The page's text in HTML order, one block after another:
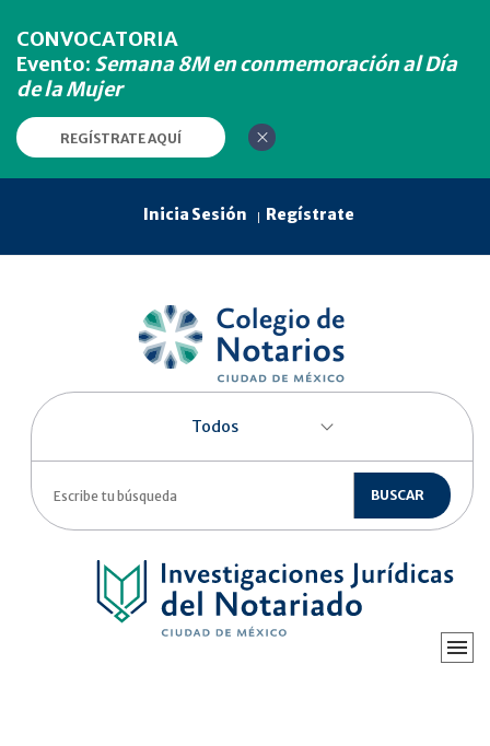
CONVOCATORIA
Evento: Semana 8M en conmemoración al Día
de la Mujer
REGÍSTRATE AQUÍ
Inicia Sesión Regístrate
BUSCAR